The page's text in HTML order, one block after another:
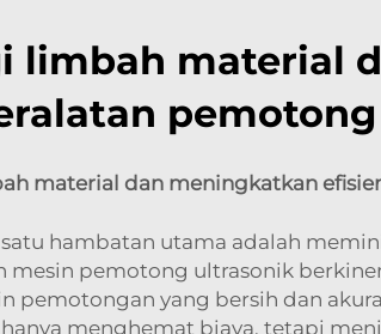
limbah material
material dan meningkatkan
hambatan utama adalah
mesin pemotong ultrasonik
pemotongan yang bersih dan
menghemat biaya, tetapi